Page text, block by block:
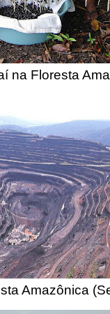
na Floresta
Amazônica